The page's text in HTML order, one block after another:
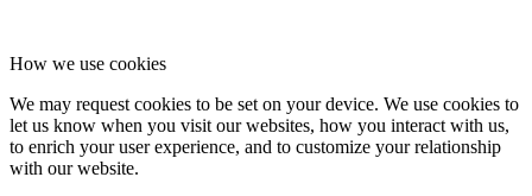
How we use cookies
We may request cookies to be set on your device. We use cookies to
let us know when you visit our websites, how you interact with us,
to enrich your user experience, and to customize your relationship
with our website.